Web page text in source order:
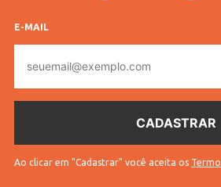
E-MAIL
mail
Ao clicar em "Cadastrar" você aceita os